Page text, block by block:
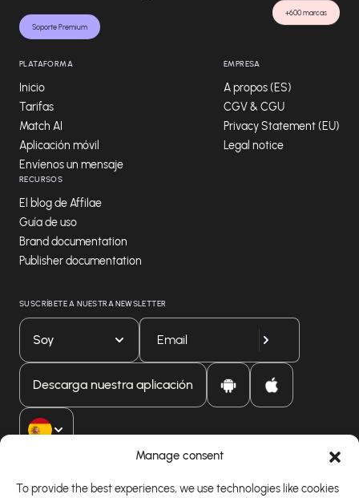
Manage consent
To provide the best experiences, we use technologies like cookies
Soporte Premium
+600 marcas
PLATAFORMA
Inicio
Tarifas
Match AI
Aplicación móvil
Envíenos un mensaje
EMPRESA
A propos (ES)
CGV & CGU
Privacy Statement (EU)
Legal notice
RECURSOS
El blog de Affilae
Guía de uso
Brand documentation
Publisher documentation
SUSCRÍBETE A NUESTRA NEWSLETTER
Soy
Descarga nuestra aplicación